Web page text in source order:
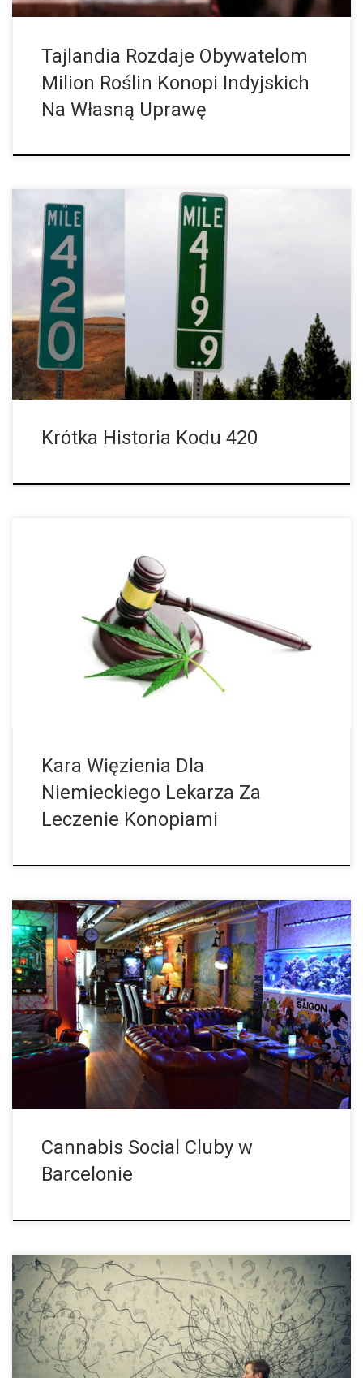
Tajlandia Rozdaje Obywatelom
Milion Roślin Konopi Indyjskich
Na Własną Uprawę
Skąd Pochodzi Słynny Kod Miłośników Marihuany? W każdym
hip-hopowym filmiku, w każdym magazynie dla miłośników
marihuany czy też niemalże na każdej marce konopnej można
znaleźć odniesienie do tej jednej, pozornie […]
Krótka Historia Kodu 420
Negatywne Skutki Prohibicji Marihuany Od marca 2017 roku w
Niemczech marihuana jest dostępna do celów medycznych.
Jednak dostępności medycznej marihuany stoi na drodze wiele
biurokratycznych przeszkód, a pacjenci chcący korzystać […]
Kara Więzienia Dla
Niemieckiego Lekarza Za
Leczenie Konopiami
Czy To Już Koniec Klubów Kannabisowych w Europejskiej Mekce
Marihuany? Orzeczenie Sądu Najwyższego Katalonii może
oznaczać koniec klubów społecznych zajmujących się handlem
marihuaną. Od momentu wejścia w życie wyroku, katalońskie […]
Cannabis Social Cluby w
Barcelonie
Silne Używanie Marihuany Zwiększa Ryzyko Wystąpienia
Psychozy Zwiększona aktywność zapalna wpływa na związek
między marihuaną a psychozą. Ale nie wszyscy codzienni